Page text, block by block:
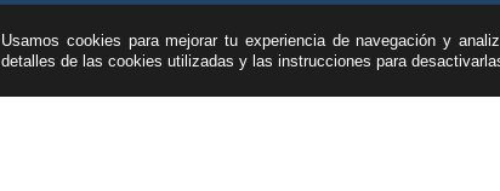
Usamos cookies para mejorar tu experiencia de navegación y
detalles de las cookies utilizadas y las instrucciones para